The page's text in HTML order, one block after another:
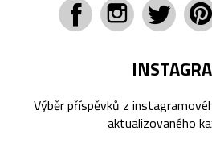
Výběr příspěvků z
aktualizovaného